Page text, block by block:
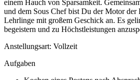
einem Hauch von Sparsamkeit.
und dem Sous Chef bist Du der Motor der
Lehrlinge mit großem Geschick an. Es
begeistern und zu Höchstleistungen
Anstellungsart: Vollzeit
Aufgaben